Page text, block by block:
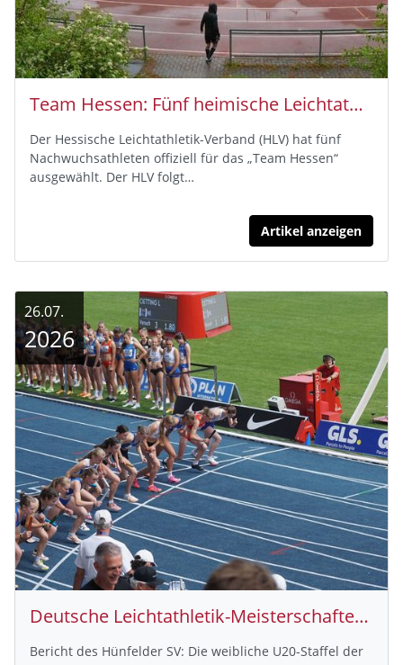
Team Hessen: Fünf heimische Leichtathletik-Talente für U16-Verbändekampf Bayern-Hessen-Württemberg ausgewählt
Der Hessische Leichtathletik-Verband (HLV) hat fünf
Nachwuchsathleten offiziell für das „Team Hessen“
ausgewählt. Der HLV folgt…
Artikel anzeigen
Deutsche Leichtathletik-Meisterschaften Männer/Frauen in Wattenscheid – 3 x 800m-Staffel der WJU20 der StG Hünfeld-Baunatal-Friedrichstein so schnell wie noch nie
Bericht des Hünfelder SV: Die weibliche U20-Staffel der
26.07.
2026